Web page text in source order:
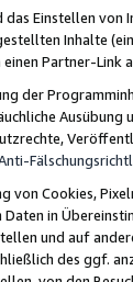
das Einstellen
Inhalte
Partner-
der
Ausübung
von Cookies,
Daten in
und auf
des ggf.